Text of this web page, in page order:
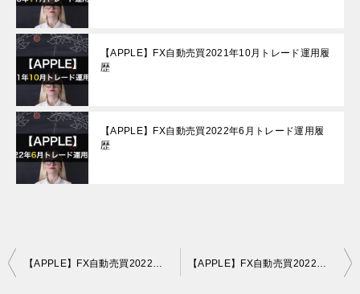
【APPLE】FX自動売買2021年10月トレード運用履
歴
【APPLE】FX自動売買2022年6月トレード運用履
歴
投
稿
【APPLE】FX自動売買2022年4月トレード運用履歴 【APPLE】FX自動売買2022年6月トレード運用履歴